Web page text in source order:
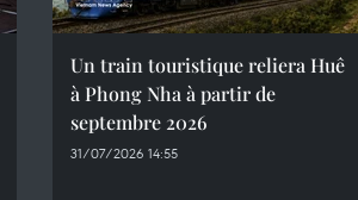
Un train touristique reliera Huê
à Phong Nha à partir de
septembre 2026
31/07/2026 14:55